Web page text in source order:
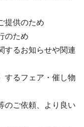
提供のため
のため
するお知らせや関連
するフェア・催し物
のご依頼、より良い